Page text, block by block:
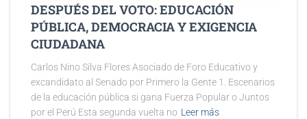
DESPUÉS DEL VOTO: EDUCACIÓN
PÚBLICA, DEMOCRACIA Y EXIGENCIA
CIUDADANA
Carlos Nino Silva Flores Asociado de Foro Educativo y
excandidato al Senado por Primero la Gente 1. Escenarios
de la educación pública si gana Fuerza Popular o Juntos
por el Perú Esta segunda vuelta no Leer más